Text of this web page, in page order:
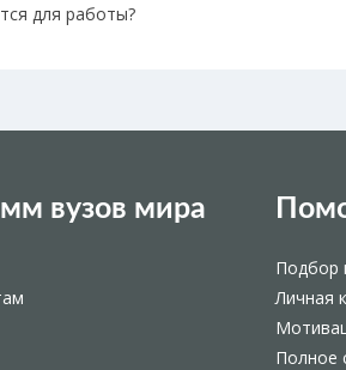
для работы?
вузов мира
Подбор
Личная
Полное